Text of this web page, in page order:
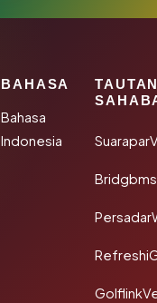
BAHASA
Bahasa
Indonesia